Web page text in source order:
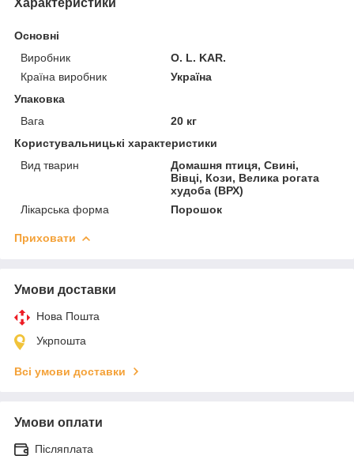
Основні
Виробник
O. L. KAR.
Країна виробник
Україна
Упаковка
Вага
20 кг
Користувальницькі характеристики
Вид тварин
Домашня птиця, Свині,
Вівці, Кози, Велика рогата
худоба (ВРХ)
Лікарська форма
Порошок
Приховати
Умови доставки
Нова Пошта
Укрпошта
Всі умови доставки
Умови оплати
Післяплата